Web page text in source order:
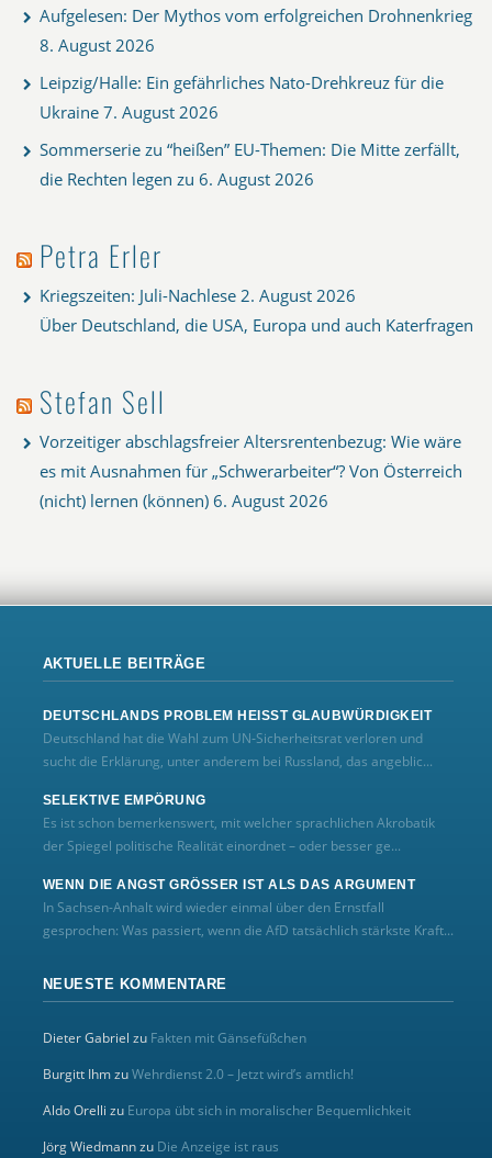
Aufgelesen: Der Mythos vom erfolgreichen Drohnenkrieg
8. August 2026
Leipzig/Halle: Ein gefährliches Nato-Drehkreuz für die
Ukraine 7. August 2026
Sommerserie zu “heißen” EU-Themen: Die Mitte zerfällt,
die Rechten legen zu 6. August 2026
Petra Erler
Kriegszeiten: Juli-Nachlese 2. August 2026
Über Deutschland, die USA, Europa und auch Katerfragen
Stefan Sell
Vorzeitiger abschlagsfreier Altersrentenbezug: Wie wäre
es mit Ausnahmen für „Schwerarbeiter“? Von Österreich
(nicht) lernen (können) 6. August 2026
AKTUELLE BEITRÄGE
DEUTSCHLANDS PROBLEM HEISST GLAUBWÜRDIGKEIT
Deutschland hat die Wahl zum UN‑Sicherheitsrat verloren und
sucht die Erklärung, unter anderem bei Russland, das angeblic...
SELEKTIVE EMPÖRUNG
Es ist schon bemerkenswert, mit welcher sprachlichen Akrobatik
der Spiegel politische Realität einordnet – oder besser ge...
WENN DIE ANGST GRÖSSER IST ALS DAS ARGUMENT
In Sachsen-Anhalt wird wieder einmal über den Ernstfall
gesprochen: Was passiert, wenn die AfD tatsächlich stärkste Kraft...
NEUESTE KOMMENTARE
Dieter Gabriel zu Fakten mit Gänsefüßchen
Burgitt IhmzuWehrdienst 2.0 – Jetzt wird’s amtlich!
Aldo Orelli zu Europa übt sich in moralischer Bequemlichkeit
Jörg Wiedmannzu Die Anzeige ist raus